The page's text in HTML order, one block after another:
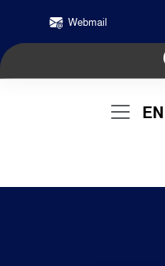
Webmail
EN